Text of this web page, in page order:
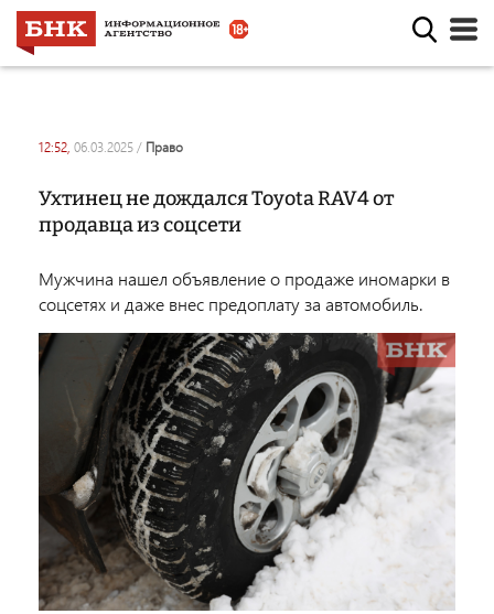
12:52, 06.03.2025 / право
Ухтинец не дождался Toyota RAV4 от
продавца из соцсети
Мужчина нашел объявление о продаже иномарки в
соцсетях и даже внес предоплату за автомобиль.